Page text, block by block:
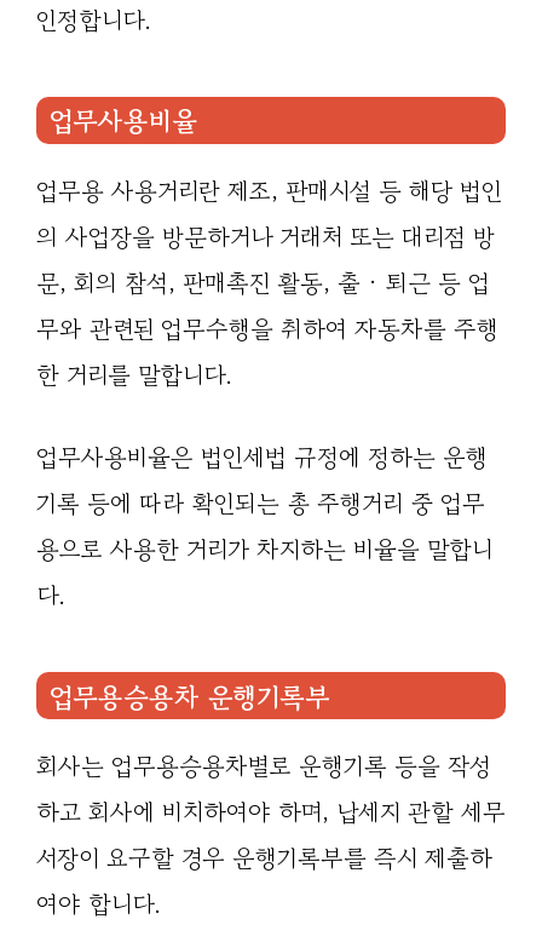
인정합니다.
업무사용비율
업무용 사용거리란 제조, 판매시설 등 해당 법인
의 사업장을 방문하거나 거래처 또는 대리점 방
문, 회의 참석, 판매촉진 활동, 출 · 퇴근 등 업
무와 관련된 업무수행을 취하여 자동차를 주행
한 거리를 말합니다.
업무사용비율은 법인세법 규정에 정하는 운행
기록 등에 따라 확인되는 총 주행거리 중 업무
용으로 사용한 거리가 차지하는 비율을 말합니
다.
업무용승용차 운행기록부
회사는 업무용승용차별로 운행기록 등을 작성
하고 회사에 비치하여야 하며, 납세지 관할 세무
서장이 요구할 경우 운행기록부를 즉시 제출하
여야 합니다.